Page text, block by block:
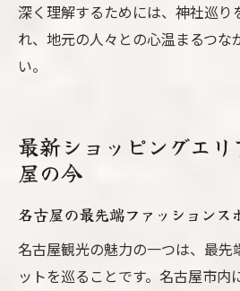
深く理解するためには、神社巡
れ、地元の人々との心温まるつな
い。
最新ショッピングエ
屋の今
名古屋の最先端ファッションス
名古屋観光の魅力の一つは、最先
ットを巡ることです。名古屋市内